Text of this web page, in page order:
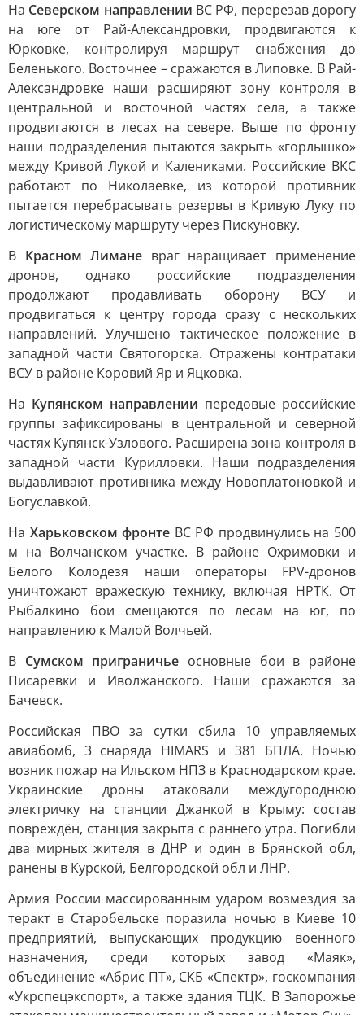
На Северском направлении ВС РФ, перерезав дорогу
на юге от Рай-Александровки, продвигаются к
Юрковке, контролируя маршрут снабжения до
Беленького. Восточнее – сражаются в Липовке. В Рай-
Александровке наши расширяют зону контроля в
центральной и восточной частях села, а также
продвигаются в лесах на севере. Выше по фронту
наши подразделения пытаются закрыть «горлышко»
между Кривой Лукой и Калениками. Российские ВКС
работают по Николаевке, из которой противник
пытается перебрасывать резервы в Кривую Луку по
логистическому маршруту через Пискуновку.
В Красном Лимане враг наращивает применение
дронов, однако российские подразделения
продолжают продавливать оборону ВСУ и
продвигаться к центру города сразу с нескольких
направлений. Улучшено тактическое положение в
западной части Святогорска. Отражены контратаки
ВСУ в районе Коровий Яр и Яцковка.
На Купянском направлении передовые российские
группы зафиксированы в центральной и северной
частях Купянск-Узлового. Расширена зона контроля в
западной части Курилловки. Наши подразделения
выдавливают противника между Новоплатоновкой и
Богуславкой.
На Харьковском фронте ВС РФ продвинулись на 500
м на Волчанском участке. В районе Охримовки и
Белого Колодезя наши операторы FPV-дронов
уничтожают вражескую технику, включая НРТК. От
Рыбалкино бои смещаются по лесам на юг, по
направлению к Малой Волчьей.
В Сумском приграничье основные бои в районе
Писаревки и Иволжанского. Наши сражаются за
Бачевск.
Российская ПВО за сутки сбила 10 управляемых
авиабомб, 3 снаряда HIMARS и 381 БПЛА. Ночью
возник пожар на Ильском НПЗ в Краснодарском крае.
Украинские дроны атаковали междугороднюю
электричку на станции Джанкой в Крыму: состав
повреждён, станция закрыта с раннего утра. Погибли
два мирных жителя в ДНР и один в Брянской обл,
ранены в Курской, Белгородской обл и ЛНР.
Армия России массированным ударом возмездия за
теракт в Старобельске поразила ночью в Киеве 10
предприятий, выпускающих продукцию военного
назначения, среди которых завод «Маяк»,
объединение «Абрис ПТ», СКБ «Спектр», госкомпания
«Укрспецэкспорт», а также здания ТЦК. В Запорожье